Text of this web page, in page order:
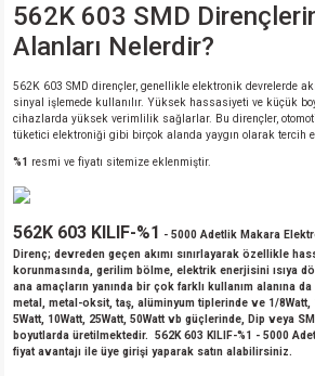
562K 603 SMD
Alanları Nelerdir?
562K 603 SMD dirençler, genellikle elektronik devrelerde
sinyal işlemede kullanılır. Yüksek hassasiyeti ve küçük
cihazlarda yüksek verimlilik sağlarlar. Bu dirençler,
tüketici elektroniği gibi birçok alanda yaygın olarak tercih
%1 resmi ve fiyatı sitemize eklenmiştir.
562K 603 KILIF-%1
- 5000 Adetlik Makara
Direnç; devreden geçen akımı sınırlayarak özellikle
korunmasında, gerilim bölme, elektrik enerjisini ısıya
ana amaçların yanında bir çok farklı kullanım alanına
metal, metal-oksit, taş, alüminyum tiplerinde ve 1/8Watt,
5Watt, 10Watt, 25Watt, 50Watt vb güçlerinde, Dip veya
boyutlarda üretilmektedir. 562K 603 KILIF-%1 - 5000
fiyat avantajı ile üye girişi yaparak satın alabilirsiniz.